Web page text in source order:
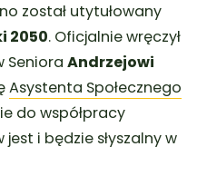
został utytułowany
2050. Oficjalnie wręczył
SenioraAndrzejowi
Asystenta Społecznego
do współpracy
i będzie słyszalny w